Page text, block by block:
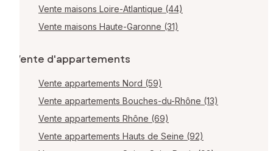
Vente maisons Loire-Atlantique (44)
Vente maisons Haute-Garonne (31)
Vente d'appartements
Vente appartements Nord (59)
Vente appartements Bouches-du-Rhône (13)
Vente appartements Rhône (69)
Vente appartements Hauts de Seine (92)